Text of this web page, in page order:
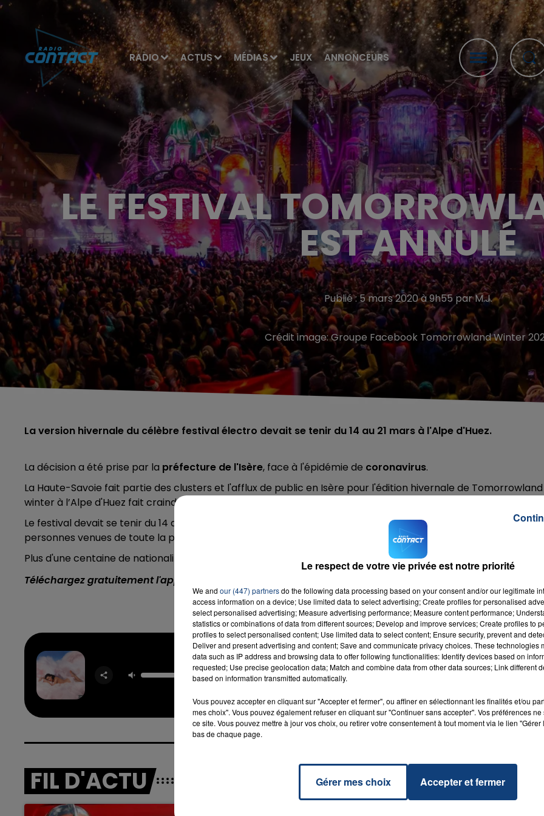
RADIO ACTUS MÉDIAS JEUX ANNONCEURS
LE FESTIVAL
EST ANNULÉ
Publié : 5 mars 2020 à 9h55 par M.J.
Crédit image:Groupe Facebook Tomorrowland Winter
La version hivernale du célèbre festival électro devait se tenir du 14 au 21 mars à l'Alpe d'Huez.
La décision a été prise par la préfecture de l'Isère, face à l'épidémie de coronavirus.
La Haute-Savoie fait partie des clusters et l'afflux de public en Isère pour l'édition hivernale de Tomorrowland
winter à l’Alpe d'Huez fait craindre aux autorités une possibilité exponentielle de propagation du virus.
Le festival devait se tenir du 14 au 21 mars pour mélanger musique électro et ski. L'an dernier, des milliers de
personnes venues de toute la planète s'étaient rassemblées pour ce rendez-vous référence.
Plus d'une centaine de nationalités étaient encore attendues à l'Alpe d'Huez cette année.
Téléchargez gratuitement l'application Contact FM sur
Part Of Me
KATY PERRY
RADIO CONTACT
FIL D'ACTU
Le respect de votre vie privée est notre priorité
We and our (447) partnersdo the following data processing based on your consent and/or our legitimate
access information on a device; Use limited data to select advertising; Create profiles for personalised
select personalised advertising; Measure advertising performance; Measure content performance;
statistics or combinations of data from different sources; Develop and improve services; Create profiles to
profiles to select personalised content; Use limited data to select content; Ensure security, prevent and
Deliver and present advertising and content; Save and communicate privacy choices. These technologies
data such as IP address and browsing data to offer following functionalities: Identify devices based on
requested; Use precise geolocation data; Match and combine data from other data sources; Link different
based on information transmitted automatically.
Vous pouvez accepter en cliquant sur "Accepter et fermer", ou affiner en sélectionnant les finalités et/ou
mes choix". Vous pouvez également refuser en cliquant sur "Continuer sans accepter". Vos préférences
ce site. Vous pouvez mettre à jour vos choix, ou retirer votre consentement à tout moment via le lien
bas de chaque page.
Gérer mes choix Accepter et fermer